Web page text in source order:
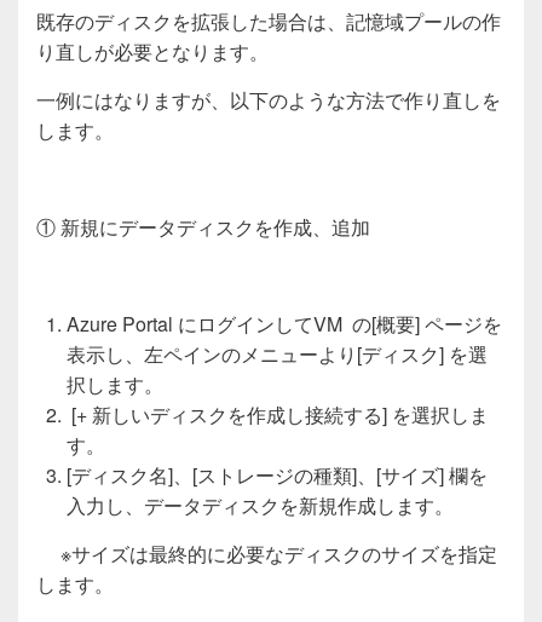
既存のディスクを拡張した場合は、記憶域プールの作
り直しが必要となります。
一例にはなりますが、以下のような方法で作り直しを
します。
① 新規にデータディスクを作成、追加
Azure Portal にログインしてVM の[概要] ページを
表示し、左ペインのメニューより[ディスク] を選
択します。
[+ 新しいディスクを作成し接続する] を選択しま
す。
[ディスク名]、[ストレージの種類]、[サイズ] 欄を
入力し、データディスクを新規作成します。
※サイズは最終的に必要なディスクのサイズを指定
します。